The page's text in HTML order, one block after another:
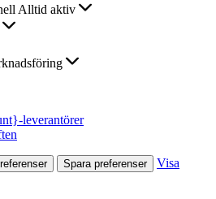
Alltid aktiv
leverantörer
Spara preferenser
Visa